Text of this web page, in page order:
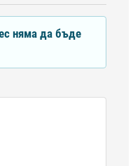
няма да бъде